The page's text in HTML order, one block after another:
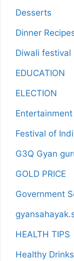
Desserts
Dinner
Diwali festival
EDUCATION
ELECTION
Entertainment
Festival of
G3Q Gyan
GOLD PRICE
Government
HEALTH TIPS
Healthy Drinks